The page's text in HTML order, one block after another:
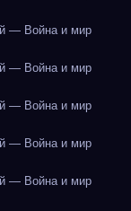
— Война и мир
— Война и мир
— Война и мир
— Война и мир
— Война и мир